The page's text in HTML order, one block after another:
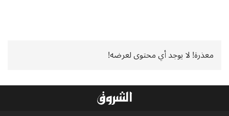
معذرة! لا يوجد أي محتوى لعرضه!